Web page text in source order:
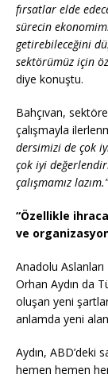
fırsatlar elde
sürecin
getirebileceğini
sektörümüz için
diye konuştu.
Bahçıvan,
çalışmayla
dersimizi de çok
çok iyi
çalışmamız lazım.”
“Özellikle
ve
Anadolu
Orhan Aydın da
oluşan yeni
anlamda yeni
Aydın, ABD’deki
hemen hemen